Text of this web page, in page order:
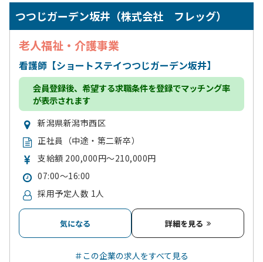
つつじガーデン坂井（株式会社 フレッグ）
老人福祉・介護事業
看護師【ショートステイつつじガーデン坂井】
会員登録後、希望する求職条件を登録でマッチング率
が表示されます
新潟県新潟市西区
正社員（中途・第二新卒）
支給額 200,000円～210,000円
07:00～16:00
採用予定人数 1人
気になる 詳細を見る
＃この企業の求人をすべて見る